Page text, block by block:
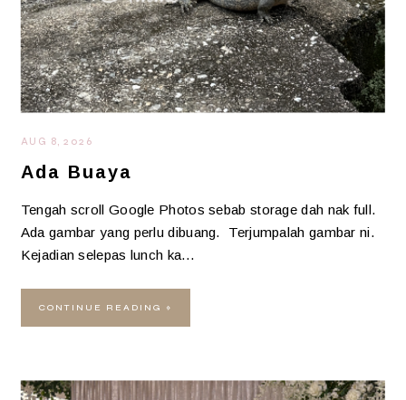
AUG 8, 2026
Ada Buaya
Tengah scroll Google Photos sebab storage dah nak full.
Ada gambar yang perlu dibuang. Terjumpalah gambar ni.
Kejadian selepas lunch ka…
CONTINUE READING »